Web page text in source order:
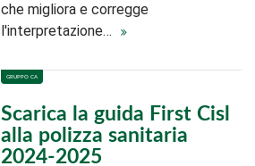
che migliora e corregge
l'interpretazione…
GRUPPO CA
Scarica la guida First Cisl
alla polizza sanitaria
2024-2025